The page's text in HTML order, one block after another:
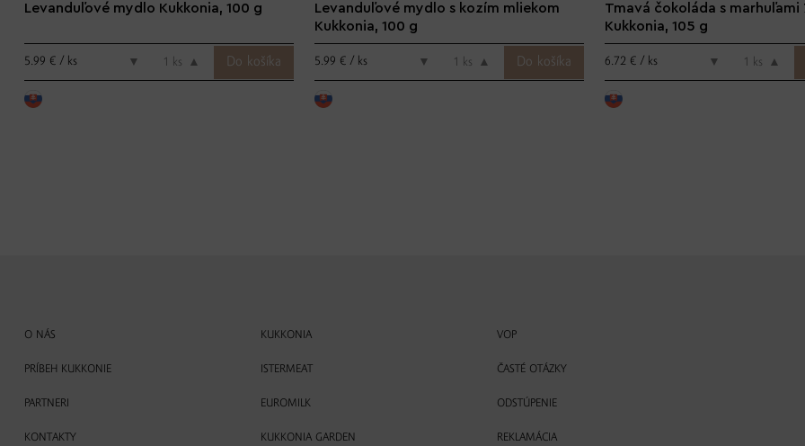
Levanduľové mydlo Kukkonia, 100 g
5.99 € / ks ▼ ks ▲
Levanduľové mydlo s kozím mliekom
Kukkonia, 100 g
5.99 € / ks ▼ ks ▲
Tmavá čokoláda s marhuľami
Kukkonia, 105 g
6.72 € / ks ▼ ks ▲
O NÁS
PRÍBEH KUKKONIE
PARTNERI
KONTAKTY
KUKKONIA
ISTERMEAT
EUROMILK
KUKKONIA GARDEN
VOP
ČASTÉ OTÁZKY
ODSTÚPENIE
REKLAMÁCIA